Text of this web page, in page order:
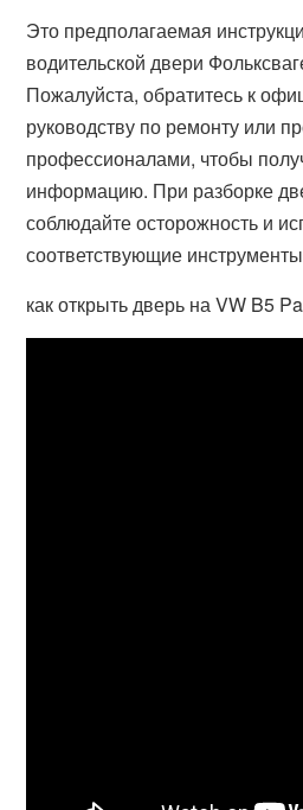
Это предполагаемая
водительской двери
Пожалуйста, обратитесь к
руководству по ремонту или
профессионалами, чтобы
информацию. При разборке
соблюдайте осторожность и
соответствующие
как открыть дверь на VW B5